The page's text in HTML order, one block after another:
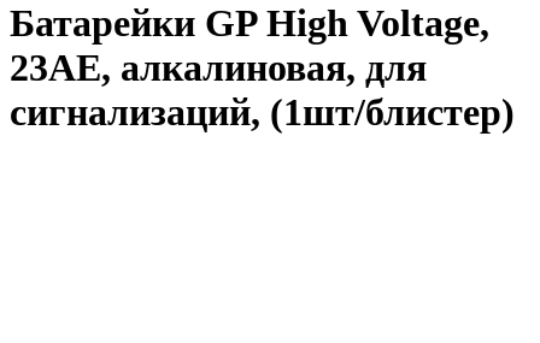
Батарейки GP High Voltage,
23AE, алкалиновая, для
сигнализаций, (1шт/блистер)